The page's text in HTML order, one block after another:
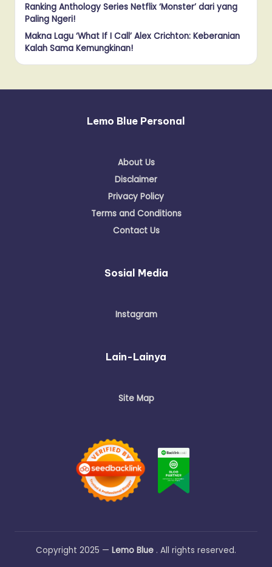
Ranking Anthology Series Netflix ‘Monster’ dari yang
Paling Ngeri!
Makna Lagu ‘What If I Call’ Alex Crichton: Keberanian
Kalah Sama Kemungkinan!
Lemo Blue Personal
About Us
Disclaimer
Privacy Policy
Terms and Conditions
Contact Us
Sosial Media
Instagram
Lain-Lainya
Site Map
Copyright 2025 — Lemo Blue . All rights reserved.